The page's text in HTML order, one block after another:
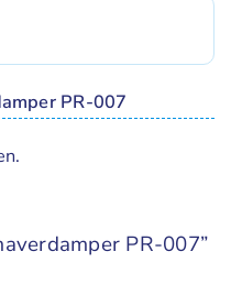
PR-007
PR-007”